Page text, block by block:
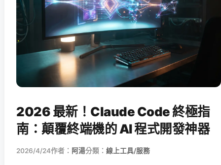
2026 最新！Claude Code 終極指
南：顛覆終端機的 AI 程式開發神器
2026/4/24作者： 阿湯分類： 線上工具/服務